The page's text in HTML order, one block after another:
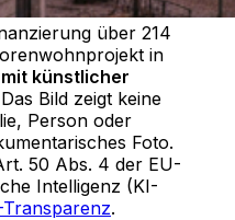
über 214
in
künstlicher
Das Bild zeigt keine
Person oder
Foto.
50 Abs. 4 der EU-
Intelligenz (KI-
.